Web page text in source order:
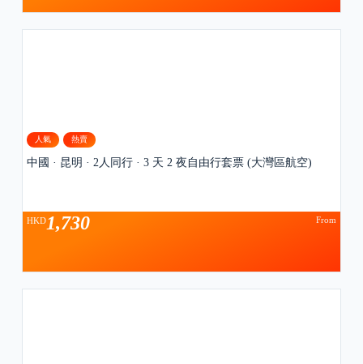
人氣 熱賣
中國 · 昆明 · 2人同行 · 3 天 2 夜自由行套票 (大灣區航空)
From
HKD1,730